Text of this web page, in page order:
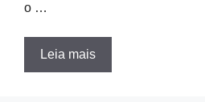
o …
Leia mais